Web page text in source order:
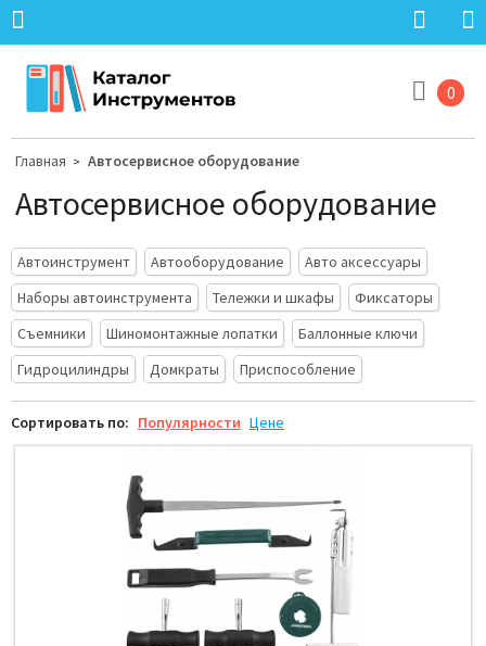
0
Главная > Автосервисное оборудование
Автосервисное оборудование
Автоинструмент Автооборудование
Авто аксессуары
Наборы автоинструмента
Тележки и шкафы
Фиксаторы
Съемники
Шиномонтажные лопатки
Баллонные ключи
Гидроцилиндры
Домкраты Приспособление
Сортировать по: Популярности Цене